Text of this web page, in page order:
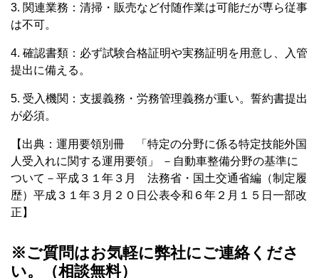
3. 関連業務：清掃・販売など付随作業は可能だが専ら従事
は不可。
4. 確認書類：必ず試験合格証明や実務証明を用意し、入管
提出に備える。
5. 受入機関：支援義務・労務管理義務が重い。誓約書提出
が必須。
【出典：運用要領別冊 「特定の分野に係る特定技能外国
人受入れに関する運用要領」 －自動車整備分野の基準に
ついて－平成３１年３月 法務省・国土交通省編（制定履
歴）平成３１年３月２０日公表令和６年２月１５日一部改
正】
※ご質問はお気軽に弊社にご連絡くださ
い。（相談無料）